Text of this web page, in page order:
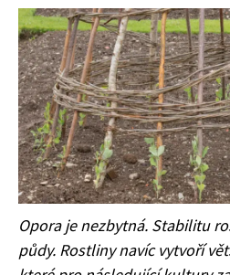
Naše krásná zahrada
Opora je nezbytná. Stabilitu
půdy. Rostliny navíc vytvoří